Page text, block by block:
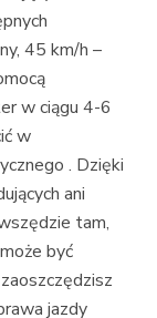
45 km/h –
w ciągu 4-6
w
. Dzięki
ani
tam,
być
jazdy